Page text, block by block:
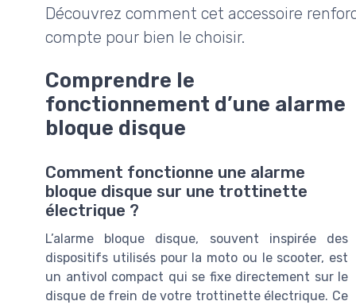
Découvrez comment cet accessoire
compte pour bien le choisir.
Comprendre le
fonctionnement d’une alarme
bloque disque
Comment fonctionne une alarme
bloque disque sur une trottinette
électrique ?
L’alarme bloque disque, souvent inspirée des
dispositifs utilisés pour la moto ou le scooter, est
un antivol compact qui se fixe directement sur le
disque de frein de votre trottinette électrique. Ce